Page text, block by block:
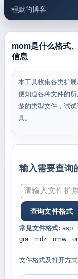
程默的博客
邮件工具
mom是什么格式
信息
本工具收集各类扩
便知道各种文件的
楚的类型文件，试
具。
输入需要查询
常见文件格式: asp
gra
mdz nmw
文件格式及打开方